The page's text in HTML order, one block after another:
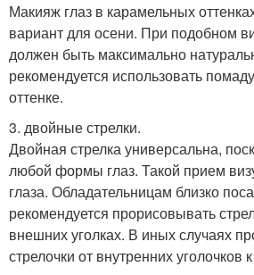
Макияж глаз в карамельных
вариант для осени. При подобном
должен быть максимально
рекомендуется использовать
оттенке.
3. двойные стрелки.
Двойная стрелка универсальна,
любой формы глаз. Такой прием
глаза. Обладательницам близко
рекомендуется прорисовывать
внешних уголках. В иных случаях
стрелочки от внутренних уголочков